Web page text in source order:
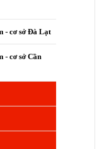
- cơ sở Đà Lạt
- cơ sở Cần